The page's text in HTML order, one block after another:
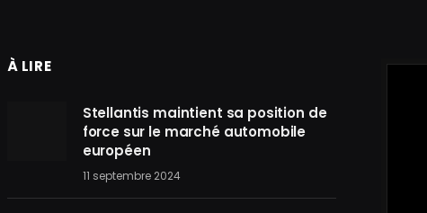
À LIRE
Stellantis maintient sa position de
force sur le marché automobile
européen
11 septembre 2024